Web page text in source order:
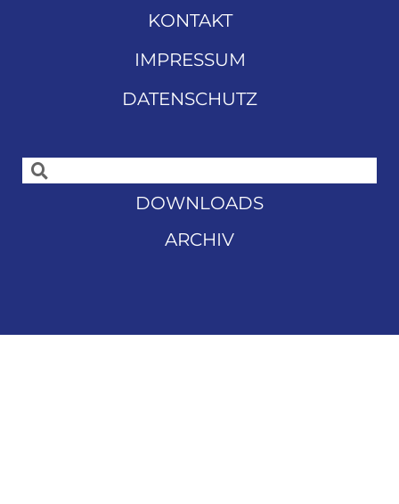
KONTAKT
IMPRESSUM
DATENSCHUTZ
DOWNLOADS
ARCHIV